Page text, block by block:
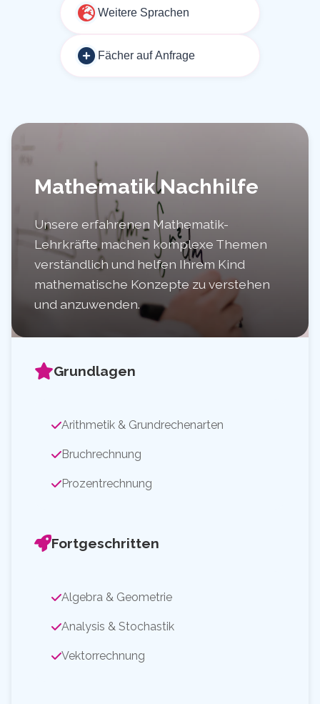
Weitere Sprachen
Fächer auf Anfrage
Mathematik Nachhilfe
Unsere erfahrenen Mathematik-
Lehrkräfte machen komplexe Themen
verständlich und helfen Ihrem Kind
mathematische Konzepte zu verstehen
und anzuwenden.
Grundlagen
Arithmetik & Grundrechenarten
Bruchrechnung
Prozentrechnung
Fortgeschritten
Algebra & Geometrie
Analysis & Stochastik
Vektorrechnung